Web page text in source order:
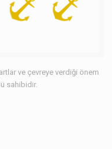
ve çevreye verdiği önem
sahibidir.